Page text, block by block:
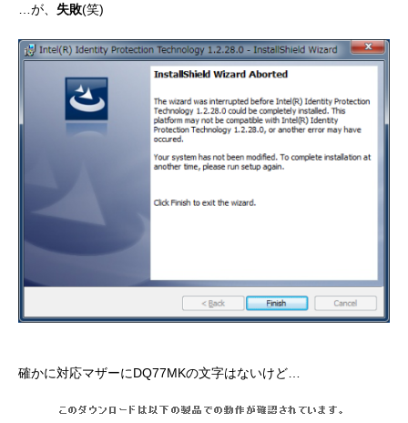
…が、 失敗(笑)
確かに対応マザーにDQ77MKの文字はないけど…